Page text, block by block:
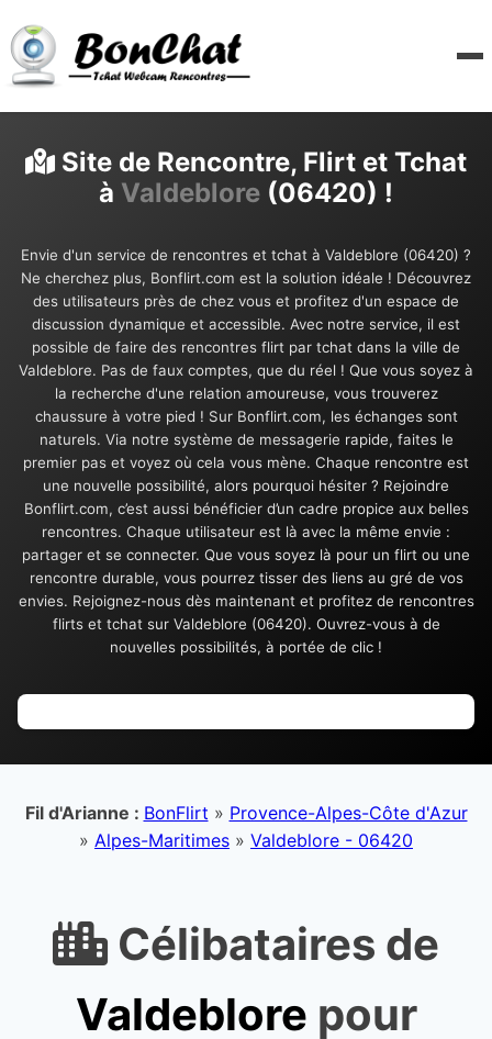
Site de Rencontre, Flirt et Tchat
à Valdeblore (06420) !
Envie d'un service de rencontres et tchat à Valdeblore (06420) ?
Ne cherchez plus, Bonflirt.com est la solution idéale ! Découvrez
des utilisateurs près de chez vous et profitez d'un espace de
discussion dynamique et accessible. Avec notre service, il est
possible de faire des rencontres flirt par tchat dans la ville de
Valdeblore. Pas de faux comptes, que du réel ! Que vous soyez à
la recherche d'une relation amoureuse, vous trouverez
chaussure à votre pied ! Sur Bonflirt.com, les échanges sont
naturels. Via notre système de messagerie rapide, faites le
premier pas et voyez où cela vous mène. Chaque rencontre est
une nouvelle possibilité, alors pourquoi hésiter ? Rejoindre
Bonflirt.com, c’est aussi bénéficier d’un cadre propice aux belles
rencontres. Chaque utilisateur est là avec la même envie :
partager et se connecter. Que vous soyez là pour un flirt ou une
rencontre durable, vous pourrez tisser des liens au gré de vos
envies. Rejoignez-nous dès maintenant et profitez de rencontres
flirts et tchat sur Valdeblore (06420). Ouvrez-vous à de
nouvelles possibilités, à portée de clic !
Fil d'Arianne : BonFlirt » Provence-Alpes-Côte d'Azur
» Alpes-Maritimes » Valdeblore - 06420
Célibataires de
Valdeblore pour